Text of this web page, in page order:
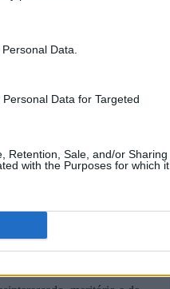
Data.
Data for Targeted
Retention, Sale, and/or Sharing
with the Purposes for which it